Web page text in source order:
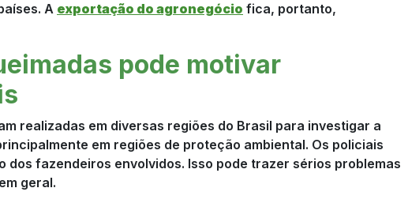
A exportação do agronegócio fica, portanto,
pode motivar
realizadas em diversas regiões do Brasil para investigar a
em regiões de proteção ambiental. Os policiais
dos fazendeiros envolvidos. Isso pode trazer sérios problemas
geral.